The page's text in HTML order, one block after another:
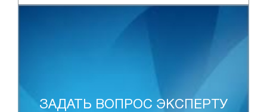
ЗАДАТЬ ВОПРОС ЭКСПЕРТУ